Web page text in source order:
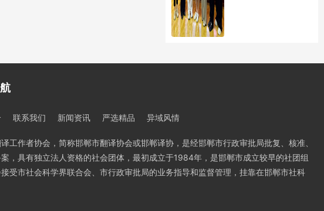
联系我们 新闻资讯 严选精品 异域风情
工作者协会，简称邯郸市翻译协会或邯郸译协，是经邯郸市行政审批局批复、核准、
，具有独立法人资格的社会团体，最初成立于1984年，是邯郸市成立较早的社团组
受市社会科学界联合会、市行政审批局的业务指导和监督管理，挂靠在邯郸市社科